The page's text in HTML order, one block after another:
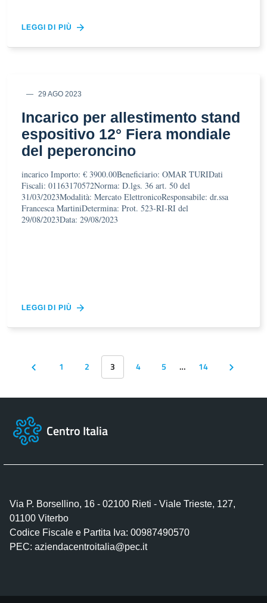
LEGGI DI PIÙ
29 AGO 2023
Incarico per allestimento stand
espositivo 12° Fiera mondiale
del peperoncino
incarico Importo: € 3900.00Beneficiario: OMAR TURIDati
Fiscali: 01163170572Norma: D.lgs. 36 art. 50 del
31/03/2023Modalità: Mercato ElettronicoResponsabile: dr.ssa
Francesca MartiniDetermina: Prot. 523-RI-RI del
29/08/2023Data: 29/08/2023
LEGGI DI PIÙ
1 2 3 4 5 … 14
Centro Italia
Via P. Borsellino, 16 - 02100 Rieti - Viale Trieste, 127,
01100 Viterbo
Codice Fiscale e Partita Iva: 00987490570
PEC: aziendacentroitalia@pec.it